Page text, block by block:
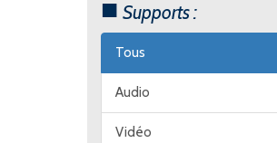
Supports :
Tous
Audio
Vidéo